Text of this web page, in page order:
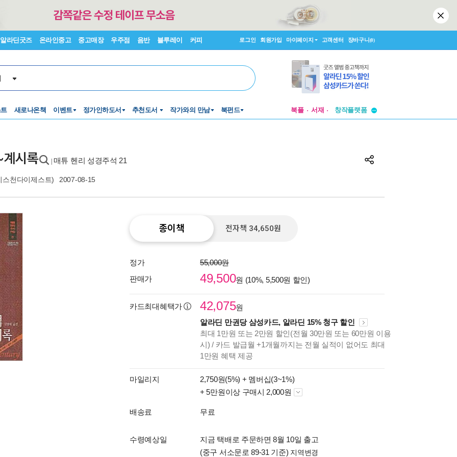
알라딘굿즈 온라인중고 중고매장 우주점 음반 블루레이 커피 로그인 회원가입 마이페이지 고객센터 장바구니(0)
새로나온책 이벤트 정가인하도서 추천도서 작가와의 만남 북펀드 북플 서재
창작플랫폼
계시록 매튜 헨리 성경주석 21
스천다이제스트) 2007-08-15
종이책 전자책 34,650원
정가
55,000원
판매가
49,500원 (10%, 5,500원 할인)
카드최대혜택가 42,075원
알라딘 만권당 삼성카드, 알라딘 15% 청구 할인
최대 1만원 또는 2만원 할인(전월 30만원 또는 60만원 이용
시) / 카드 발급월 +1개월까지는 전월 실적이 없어도 최대
1만원 혜택 제공
마일리지 2,750원(5%) + 멤버십(3~1%)
+ 5만원이상 구매시 2,000원
배송료 무료
수령예상일
지금 택배로 주문하면 8월 10일 출고
(중구 서소문로 89-31 기준) 지역변경